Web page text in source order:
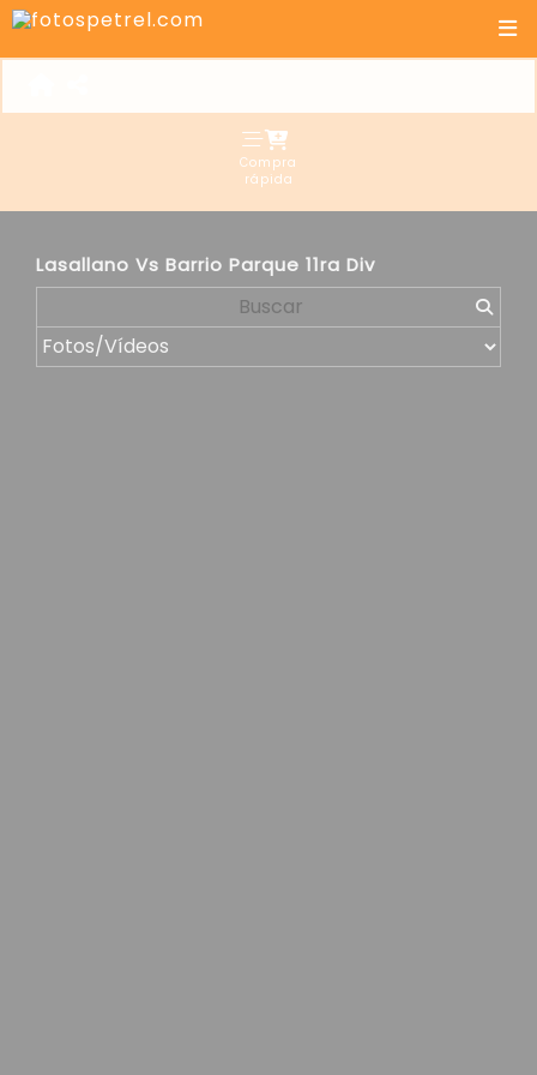
Compra
rápida
Lasallano Vs Barrio Parque 11ra Div